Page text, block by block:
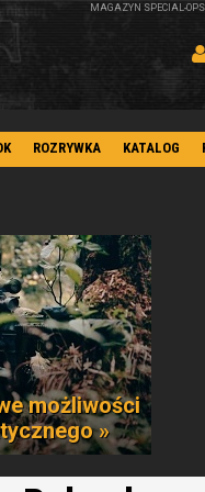
MAGAZYN SPECIAL-
ROZRYWKA KATALOG
możliwości
»